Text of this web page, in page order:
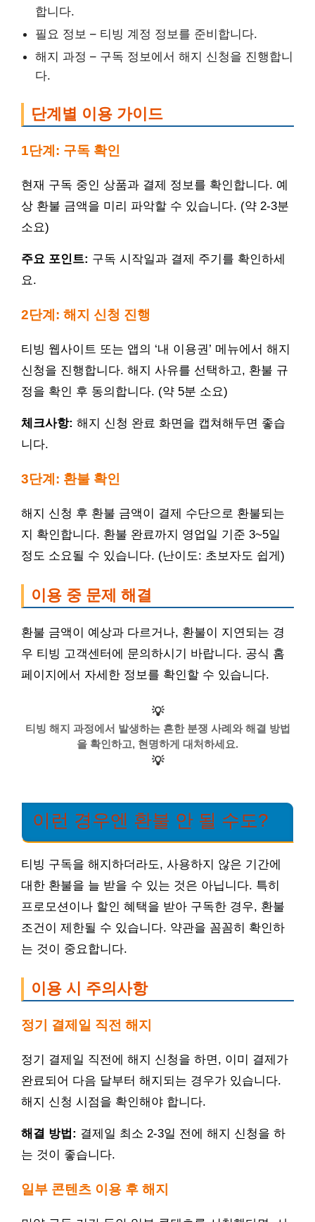
합니다.
필요 정보 – 티빙 계정 정보를 준비합니다.
해지 과정 – 구독 정보에서 해지 신청을 진행합니
다.
단계별 이용 가이드
1단계: 구독 확인
현재 구독 중인 상품과 결제 정보를 확인합니다. 예
상 환불 금액을 미리 파악할 수 있습니다. (약 2-3분
소요)
주요 포인트: 구독 시작일과 결제 주기를 확인하세
요.
2단계: 해지 신청 진행
티빙 웹사이트 또는 앱의 ‘내 이용권’ 메뉴에서 해지
신청을 진행합니다. 해지 사유를 선택하고, 환불 규
정을 확인 후 동의합니다. (약 5분 소요)
체크사항: 해지 신청 완료 화면을 캡쳐해두면 좋습
니다.
3단계: 환불 확인
해지 신청 후 환불 금액이 결제 수단으로 환불되는
지 확인합니다. 환불 완료까지 영업일 기준 3~5일
정도 소요될 수 있습니다. (난이도: 초보자도 쉽게)
이용 중 문제 해결
환불 금액이 예상과 다르거나, 환불이 지연되는 경
우 티빙 고객센터에 문의하시기 바랍니다. 공식 홈
페이지에서 자세한 정보를 확인할 수 있습니다.
💡
티빙 해지 과정에서 발생하는 흔한 분쟁 사례와 해결 방법
을 확인하고, 현명하게 대처하세요.
💡
이런 경우엔 환불 안 될 수도?
티빙 구독을 해지하더라도, 사용하지 않은 기간에
대한 환불을 늘 받을 수 있는 것은 아닙니다. 특히
프로모션이나 할인 혜택을 받아 구독한 경우, 환불
조건이 제한될 수 있습니다. 약관을 꼼꼼히 확인하
는 것이 중요합니다.
이용 시 주의사항
정기 결제일 직전 해지
정기 결제일 직전에 해지 신청을 하면, 이미 결제가
완료되어 다음 달부터 해지되는 경우가 있습니다.
해지 신청 시점을 확인해야 합니다.
해결 방법: 결제일 최소 2-3일 전에 해지 신청을 하
는 것이 좋습니다.
일부 콘텐츠 이용 후 해지